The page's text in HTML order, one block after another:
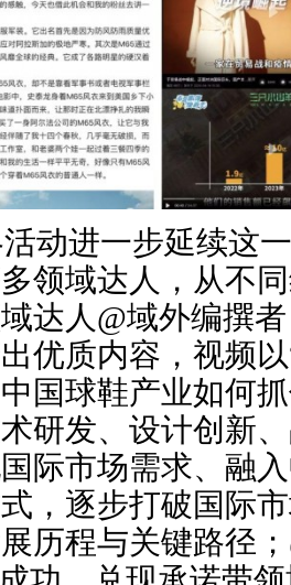
动进一步延续这
领域达人，从不
达人@域外编撰
优质内容，视频
国球鞋产业如何
研发、设计创新
际市场需求、融
，逐步打破国际
历程与关键路径